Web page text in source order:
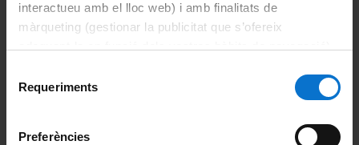
interactueu amb el lloc web) i amb finalitats de
màrqueting (gestionar la publicitat que s’ofereix
consultar laPolítica de galetes del lloc web de la
Requeriments
Preferències
Acte de graduació
Actualitat
Notícies